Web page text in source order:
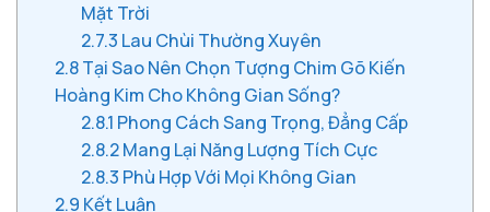
Mặt Trời
2.7.3 Lau Chùi Thường Xuyên
2.8Tại Sao Nên Chọn Tượng Chim Gõ Kiến
Hoàng Kim Cho Không Gian Sống?
2.8.1 Phong Cách Sang Trọng, Đẳng Cấp
2.8.2Mang Lại Năng Lượng Tích Cực
2.8.3 Phù Hợp Với Mọi Không Gian
2.9 Kết Luận